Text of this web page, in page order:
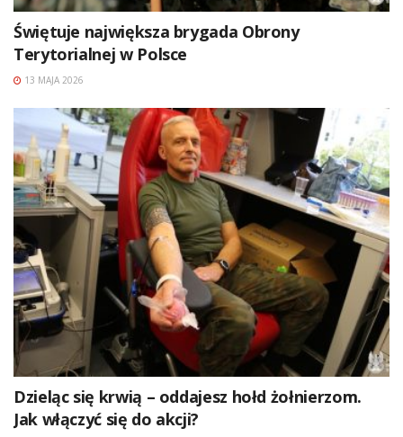
Świętuje największa brygada Obrony
Terytorialnej w Polsce
13 MAJA 2026
Dzieląc się krwią – oddajesz hołd żołnierzom.
Jak włączyć się do akcji?